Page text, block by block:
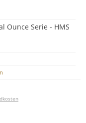
Ounce Serie - HMS